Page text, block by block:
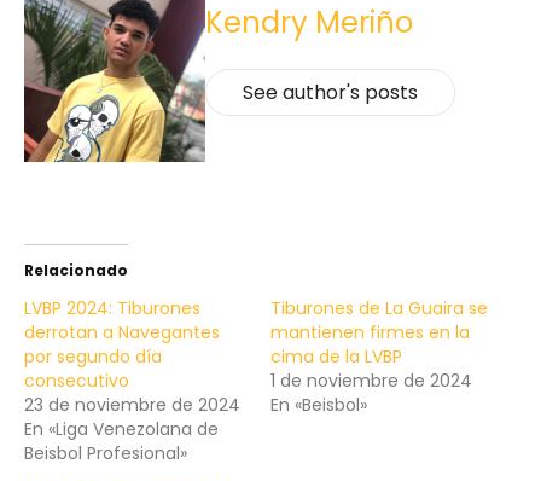
Kendry Meriño
See author's posts
Relacionado
LVBP 2024: Tiburones
derrotan a Navegantes
por segundo día
consecutivo
23 de noviembre de 2024
En «Liga Venezolana de
Beisbol Profesional»
Tiburones de La Guaira se
mantienen firmes en la
cima de la LVBP
1 de noviembre de 2024
En «Beisbol»